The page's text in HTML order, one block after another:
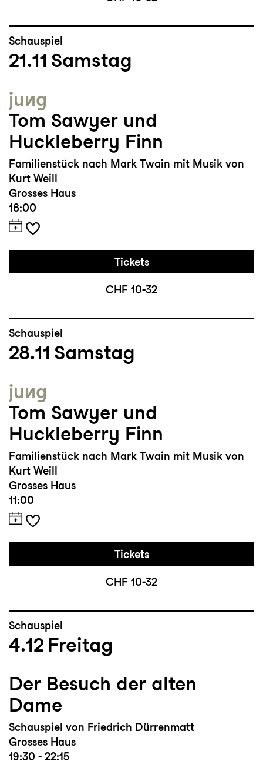
Schauspiel
21.11 Samstag
jung
Tom Sawyer und
Huckleberry Finn
Familienstück nach Mark Twain mit Musik von
Kurt Weill
Grosses Haus
16:00
Tickets
CHF 10-32
Schauspiel
28.11 Samstag
jung
Tom Sawyer und
Huckleberry Finn
Familienstück nach Mark Twain mit Musik von
Kurt Weill
Grosses Haus
11:00
Tickets
CHF 10-32
Schauspiel
4.12 Freitag
Der Besuch der alten
Dame
Schauspiel von Friedrich Dürrenmatt
Grosses Haus
19:30 - 22:15